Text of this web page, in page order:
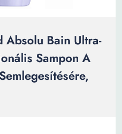
Absolu Bain Ultra-
Sampon A